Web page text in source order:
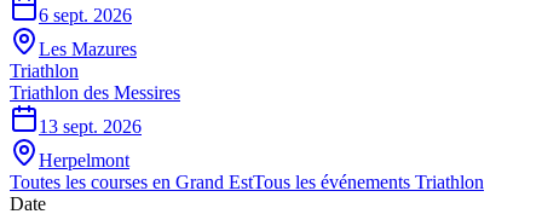
6 sept. 2026
Les Mazures
Triathlon
Triathlon des Messires
13 sept. 2026
Herpelmont
Toutes les courses en Grand EstTous les événements Triathlon
Date